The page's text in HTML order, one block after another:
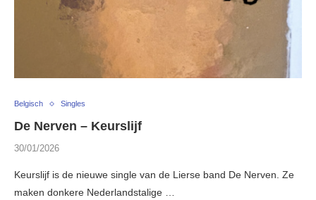
Belgisch Singles
De Nerven – Keurslijf
30/01/2026
Keurslijf is de nieuwe single van de Lierse band De Nerven. Ze
maken donkere Nederlandstalige …